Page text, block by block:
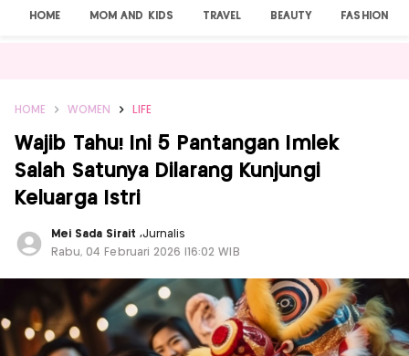
HOME MOM AND KIDS TRAVEL BEAUTY FASHION
HOME WOMEN LIFE
Wajib Tahu! Ini 5 Pantangan Imlek
Salah Satunya Dilarang Kunjungi
Keluarga Istri
Mei Sada Sirait ,Jurnalis
Rabu, 04 Februari 2026 |16:02 WIB